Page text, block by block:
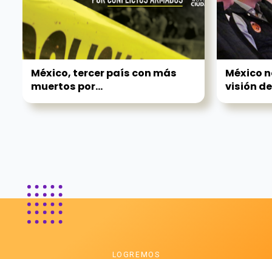
México, tercer país con más
muertos por...
México
visión
LOGREMOS